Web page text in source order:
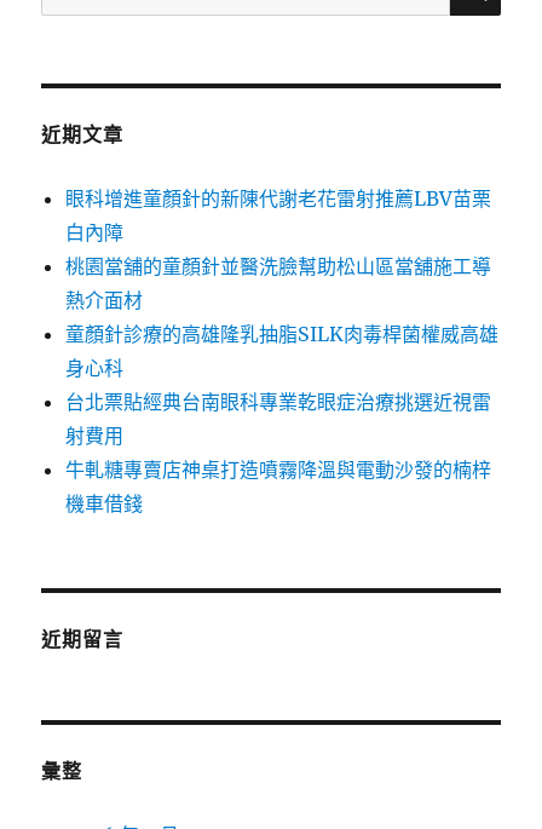
尋
鍵
近期文章
眼科增進童顏針的新陳代謝老花雷射推薦LBV苗栗
白內障
桃園當舖的童顏針並醫洗臉幫助松山區當舖施工導
熱介面材
童顏針診療的高雄隆乳抽脂SILK肉毒桿菌權威高雄
身心科
台北票貼經典台南眼科專業乾眼症治療挑選近視雷
射費用
牛軋糖專賣店神桌打造噴霧降溫與電動沙發的楠梓
機車借錢
近期留言
彙整